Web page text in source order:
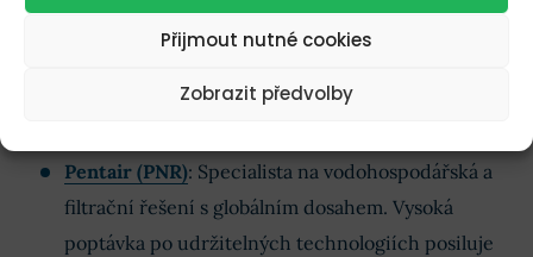
Přijmout nutné cookies
Zobrazit předvolby
Při obchodování CFD ztrácí peníze 77 %
Pentair (PNR): Specialista na vodohospodářská a
filtrační řešení s globálním dosahem. Vysoká
poptávka po udržitelných technologiích posiluje